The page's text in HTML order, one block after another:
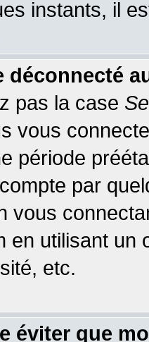
instants, il
déconnecté
pas la case
vous
période
par
vous
en utilisant un
etc.
éviter que